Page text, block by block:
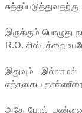
இருக்கும் பொழுது
R.O. சிஸ்டத்தை
இதுவும்
எத்தகைய
அதே போல் மண்ணை